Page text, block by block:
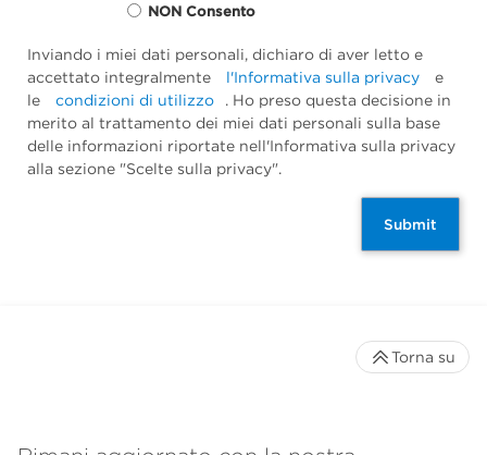
NON Consento
Inviando i miei dati personali, dichiaro di aver letto e
accettato integralmente
l'Informativa sulla privacy
e
le
condizioni di utilizzo
. Ho preso questa decisione in
merito al trattamento dei miei dati personali sulla base
delle informazioni riportate nell'Informativa sulla privacy
alla sezione "Scelte sulla privacy".
Submit
Torna su